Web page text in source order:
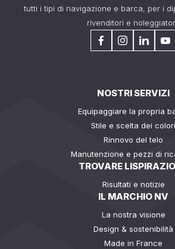
tutti i tipi di navigazione e barca, per i
rivenditori e
NOSTRI SERVIZI
Equipaggiare la propria
Stile e scelta dei colori
Rinnovo del telo
Manutenzione e pezzi di
TROVARE
Risultati e notizie
IL MARCHIO NV
La nostra visione
Design & sostenibilità
Made in France